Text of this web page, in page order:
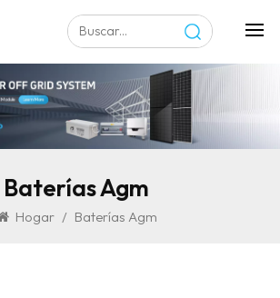
Baterías Agm
Hogar / Baterías Agm